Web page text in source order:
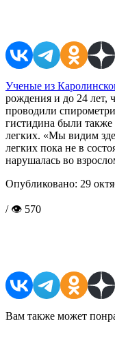
Ученые из
рождения и до 24 лет,
проводили
гистидина были
легких. «Мы видим
легких пока не в
нарушалась во
Опубликовано: 29
/ 👁 570
Вам также может